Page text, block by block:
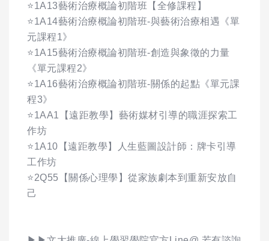
⭐1A13藝術治療概論初階班【全修課程】
⭐1A14藝術治療概論初階班-與藝術治療相遇《單
元課程1》
⭐1A15藝術治療概論初階班-創造與象徵的力量
《單元課程2》
⭐1A16藝術治療概論初階班-關係的起點《單元課
程3》
⭐1AA1【遠距教學】藝術媒材引導的職涯探索工
作坊
⭐1A10【遠距教學】人生藍圖設計師：牌卡引導
工作坊
⭐2Q55【關係心理學】從家族劇本到重新安放自
己